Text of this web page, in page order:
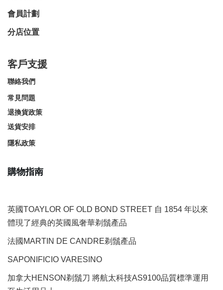
會員計劃
分店位置
客戶支援
聯絡我們
常見問題
退換貨政策
送貨安排
隱私政策
購物指南
英國TOAYLOR OF OLD BOND STREET 自 1854 年以來
體現了經典的英國風奢華剃鬚產品
法國MARTIN DE CANDRE剃鬚產品
SAPONIFICIO VARESINO
加拿大HENSON剃鬚刀 將航太科技AS9100品質標準運用